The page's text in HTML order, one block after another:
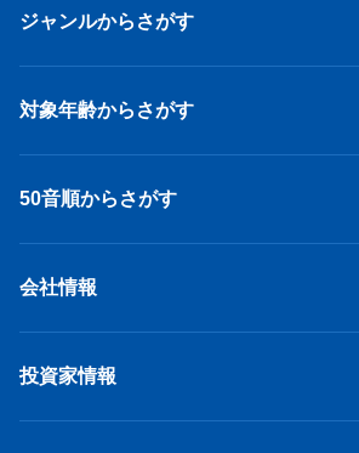
ジャンルからさがす
対象年齢からさがす
50音順からさがす
会社情報
投資家情報